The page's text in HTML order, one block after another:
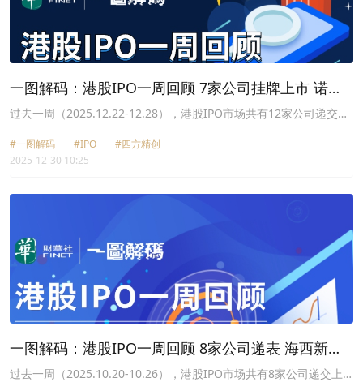
一图解码：港股IPO一周回顾 7家公司挂牌上市 诺比
侃首挂涨近300%
过去一周（2025.12.22-12.28），港股IPO市场共有12家公司递交上
（300468.SZ）和宇信科技（300674.SZ）等。
#一图解码 #IPO
#四方精创
2025-12-30 10:25
一图解码：港股IPO一周回顾 8家公司递表 海西新药
首挂涨超18%
过去一周（2025.10.20-10.26），港股IPO市场共有8家公司递交上